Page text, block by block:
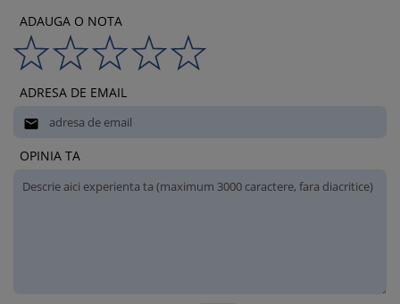
ADAUGA O NOTA
ADRESA DE EMAIL

OPINIA TA